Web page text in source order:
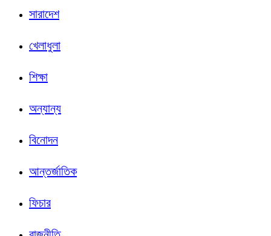
সারাদেশ
খেলাধুলা
শিক্ষা
অন্যান্য
বিনোদন
আন্তর্জাতিক
ফিচার